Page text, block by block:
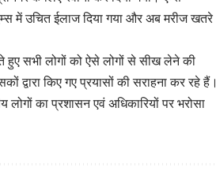
में उचित ईलाज दिया गया और अब मरीज खतरे
हुए सभी लोगों को ऐसे लोगों से सीख लेने की
द्वारा किए गए प्रयासों की सराहना कर रहे हैं।
लोगों का प्रशासन एवं अधिकारियों पर भरोसा